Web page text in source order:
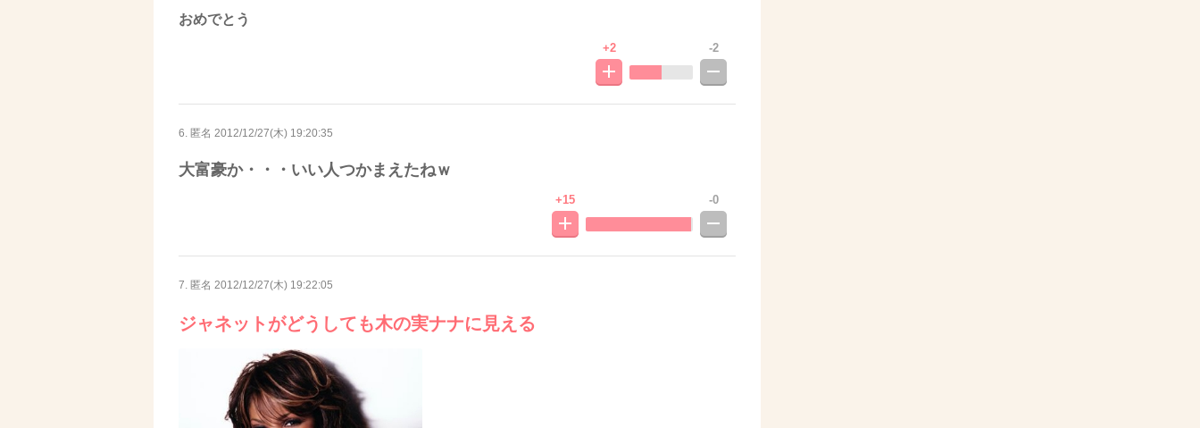
おめでとう
+2 -2
6. 匿名 2012/12/27(木) 19:20:35
大富豪か・・・いい人つかまえたねｗ
+15 -0
7. 匿名 2012/12/27(木) 19:22:05
ジャネットがどうしても木の実ナナに見える